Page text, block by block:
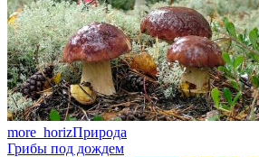
more_horizПрирода
Грибы под дождем